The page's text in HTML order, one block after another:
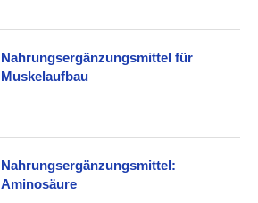
Nahrungsergänzungsmittel für
Muskelaufbau
Nahrungsergänzungsmittel:
Aminosäure